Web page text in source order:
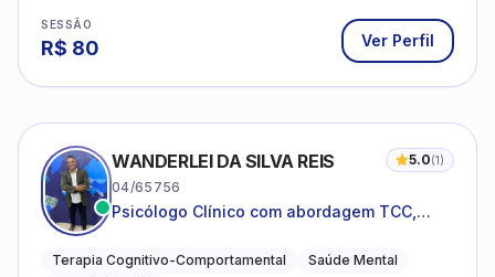
SESSÃO
R$ 80 Ver Perfil
WANDERLEI DA SILVA REIS 5.0(1)
04/65756
Psicólogo Clínico com abordagem TCC,
sistêmica
Terapia Cognitivo-Comportamental
Saúde Mental